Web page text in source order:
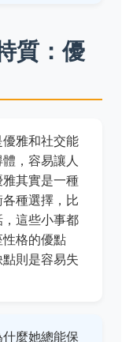
質：優
雅和社交能
，容易讓人
其實是一種
種選擇，比
這些小事都
格的優點
則是容易失
麼她總能保